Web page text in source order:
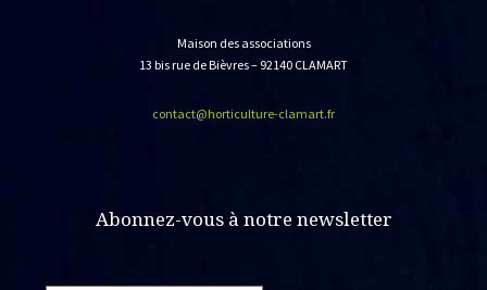
Maison des associations
13 bis rue de Bièvres – 92140 CLAMART
contact@horticulture-clamart.fr
Abonnez-vous à notre newsletter